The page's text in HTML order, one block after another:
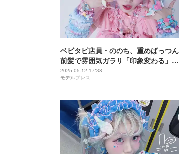
ベビタピ店員・ののち、重めぱっつん
前髪で雰囲気ガラリ「印象変わる」
「お人形さんみたい」と反響
2025.05.12 17:38
モデルプレス